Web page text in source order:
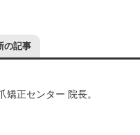
の記事
矯正センター 院長。